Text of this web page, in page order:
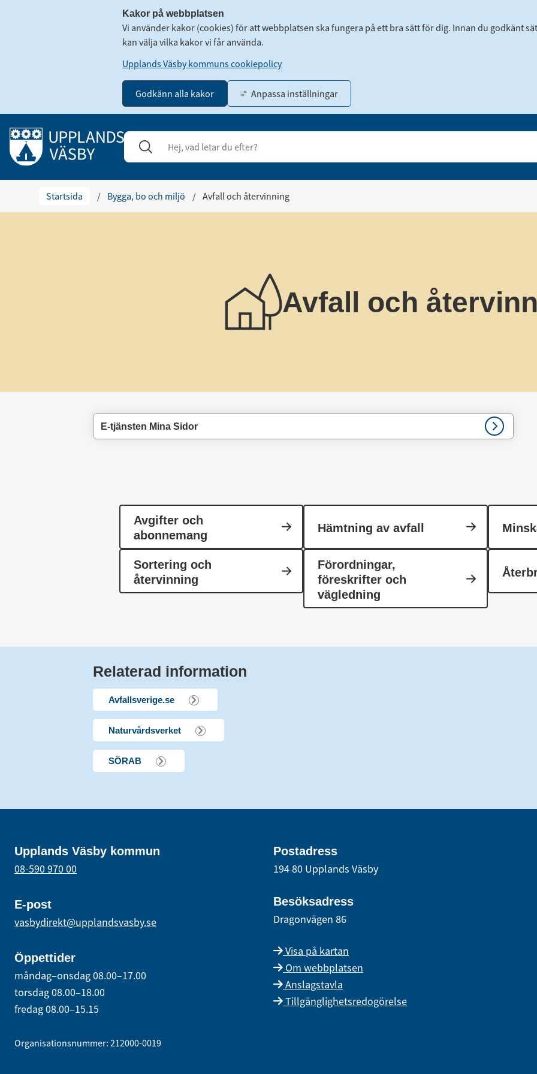
Kakor på webbplatsen
Vi använder kakor (cookies) för att webbplatsen ska fungera på ett bra sätt för dig. Innan du godkänt
kan välja vilka kakor vi får använda.
Upplands Väsby kommuns cookiepolicy
Godkänn alla kakor Anpassa inställningar
Gå till innehåll
Sök
Startsida / Bygga, bo och miljö / Avfall och återvinning
Avfall och
E-tjänsten Mina Sidor
Avgifter och
abonnemang
Hämtning av avfall
Sortering och
återvinning
Förordningar,
föreskrifter och
vägledning
Relaterad information
Avfallsverige.se
Naturvårdsverket
SÖRAB
Upplands Väsby kommun
08-590 970 00
E-post
vasbydirekt@upplandsvasby.se
Öppettider
måndag–onsdag 08.00–17.00
torsdag 08.00–18.00
fredag 08.00–15.15
Organisationsnummer: 212000-0019
Postadress
194 80 Upplands Väsby
Besöksadress
Dragonvägen 86
Visa på kartan
Om webbplatsen
Anslagstavla
Tillgänglighetsredogörelse